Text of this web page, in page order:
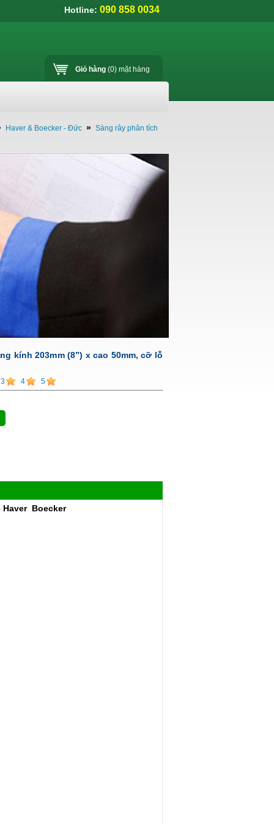
Hotline: 090 858 0034
Giỏ hàng (0) mặt hàng
Haver & Boecker - Đức » Sàng rây phân tích
kính 203mm (8”) x cao 50mm, cỡ lỗ
3 4 5
Haver Boecker